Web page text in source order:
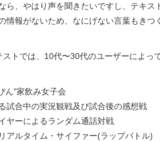
、やはり声を聞きたいですし、テキス
情報がないため、なにげない言葉もきつ
トでは、10代〜30代のユーザーによっ
ん"家飲み女子会
試合中の実況観戦及び試合後の感想戦
ヤーによるランダム通話対戦
アルタイム・サイファー(ラップバトル)